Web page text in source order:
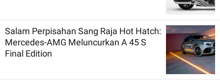
Salam Perpisahan Sang Raja Hot Hatch:
Mercedes-AMG Meluncurkan A 45 S
Final Edition